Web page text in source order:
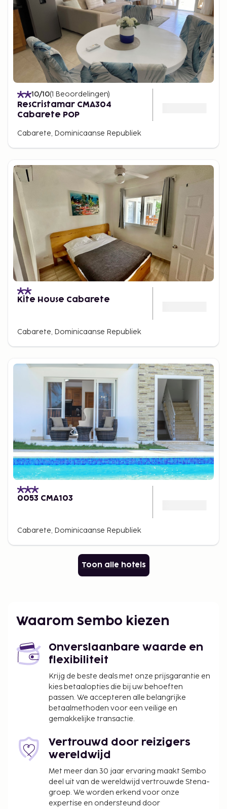
10/10(1 Beoordelingen)
ResCristamar CMA304
Cabarete POP
Cabarete, Dominicaanse Republiek
Kite House Cabarete
Cabarete, Dominicaanse Republiek
0053 CMA103
Cabarete, Dominicaanse Republiek
Toon alle hotels
Waarom Sembo kiezen
Onverslaanbare waarde en
flexibiliteit
Krijg de beste deals met onze prijsgarantie en
kies betaalopties die bij uw behoeften
passen. We accepteren alle belangrijke
betaalmethoden voor een veilige en
gemakkelijke transactie.
Vertrouwd door reizigers
wereldwijd
Met meer dan 30 jaar ervaring maakt Sembo
deel uit van de wereldwijd vertrouwde Stena-
groep. We worden erkend voor onze
expertise en ondersteund door